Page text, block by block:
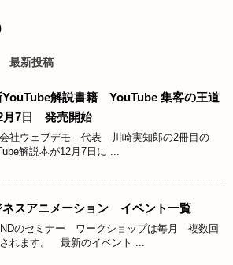
最新投稿
YouTube解説書籍 YouTube 集客の王道
7日 発売開始
社ウェブデモ 代表 川崎実知郎の2冊目の
解説本が12月7日に ...
ネスアニメーション イベント一覧
のセミナー ワークショップは毎月 複数回
れます。 最新のイベント ...